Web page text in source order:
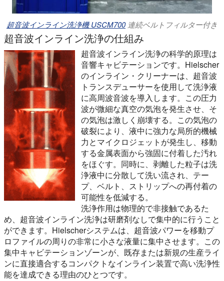
超音波インライン洗浄機 USCM700連続ベルトフィルター付き
超音波インライン洗浄の仕組み
超音波インライン洗浄の科学的原理は
音響キャビテーションです。Hielscher
のインライン・クリーナーは、超音波
トランスデューサーを使用して洗浄液
に高周波音波を導入します。この圧力
波が微細な真空の気泡を発生させ、そ
の気泡は激しく崩壊する。この気泡の
破裂により、液中に強力な局所的機械
力とマイクロジェットが発生し、移動
する金属表面から強固に付着した汚れ
をほぐす。同時に、剥離した粒子は洗
浄液中に分散して洗い流され、テー
プ、ベルト、ストリップへの再付着の
可能性を低減する。
洗浄作用は物理的で非接触であるた
め、超音波インライン洗浄は研磨剤なしで集中的に行うこと
ができます。Hielscherシステムは、超音波パワーを移動プ
ロファイルの周りの非常に小さな液量に集中させます。この
集中キャビテーションゾーンが、既存または新規の生産ライ
ンに直接適合するコンパクトなインライン装置で高い洗浄性
能を達成できる理由のひとつです。